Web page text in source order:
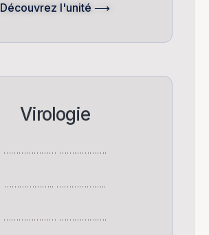
Découvrez l'unité ⟶
Virologie
………………… ……………….
……………….. ………………..
………………… ……………….